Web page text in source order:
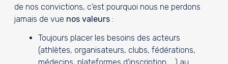
de nos convictions, c'est pourquoi nous ne perdons
jamais de vue nos valeurs :
Toujours placer les besoins des acteurs
(athlètes, organisateurs, clubs, fédérations,
médecins, plateformes d'inscription, ...) au